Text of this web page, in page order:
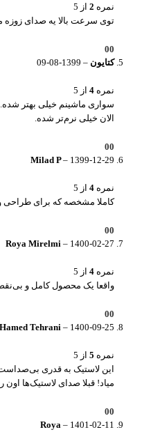
نمره 2 از 5
توی سرعت بالا یه صدای
0
0
کتایون –
1399-08-09
نمره 4 از 5
سواری ماشینم خیلی بهتر
الان خیلی نرم‌تر شده.
0
0
Milad P– 1399-12-29
نمره 4 از 5
کاملا مشخصه که برای طراحی
0
0
Roya Mirelmi – 1400-02-27
نمره 4 از 5
واقعا یک محصول کامل و
0
0
Hamed Tehrani – 1400-09-25
نمره 5 از 5
این لاستیک به قدری
میاد! قبلا صدای لاستیک‌ها
0
0
Roya – 1401-02-11